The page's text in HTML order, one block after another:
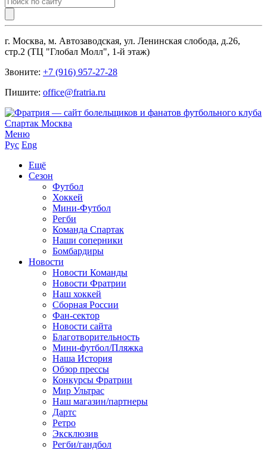
г. Москва, м. Автозаводская, ул. Ленинская слобода, д.26,
стр.2 (ТЦ "Глобал Молл", 1-й этаж)
Звоните: +7 (916) 957-27-28
Пишите: office@fratria.ru
Меню
Рус Eng
Ещё
Сезон
Футбол
Хоккей
Мини-Футбол
Регби
Команда Спартак
Наши соперники
Бомбардиры
Новости
Новости Команды
Новости Фратрии
Наш хоккей
Сборная России
Фан-cектор
Новости сайта
Благотворительность
Мини-футбол/Пляжка
Наша История
Обзор прессы
Конкурсы Фратрии
Мир Ультрас
Наш магазин/партнеры
Дартс
Ретро
Эксклюзив
Регби/гандбол